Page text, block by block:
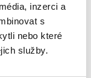
inzerci a
s
nebo které
služby.